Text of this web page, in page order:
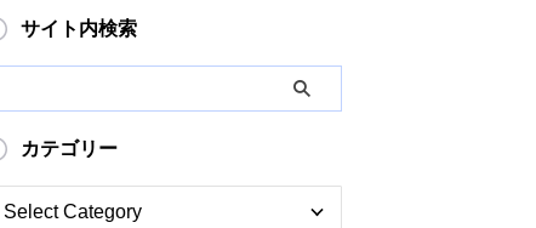
サイト内検索
カテゴリー